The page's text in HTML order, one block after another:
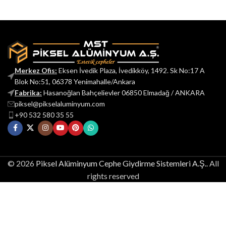
Merkez Ofis: Eksen İvedik Plaza, İvedikköy, 1492. Sk No:17 A
Blok No:51, 06378 Yenimahalle/Ankara
Fabrika: Hasanoğlan Bahçelievler 06850 Elmadağ / ANKARA
piksel@pikselaluminyum.com
+90 532 580 35 55
© 2026 Piksel Alüminyum Cephe Giydirme Sistemleri A.Ş. . All
rights reserved